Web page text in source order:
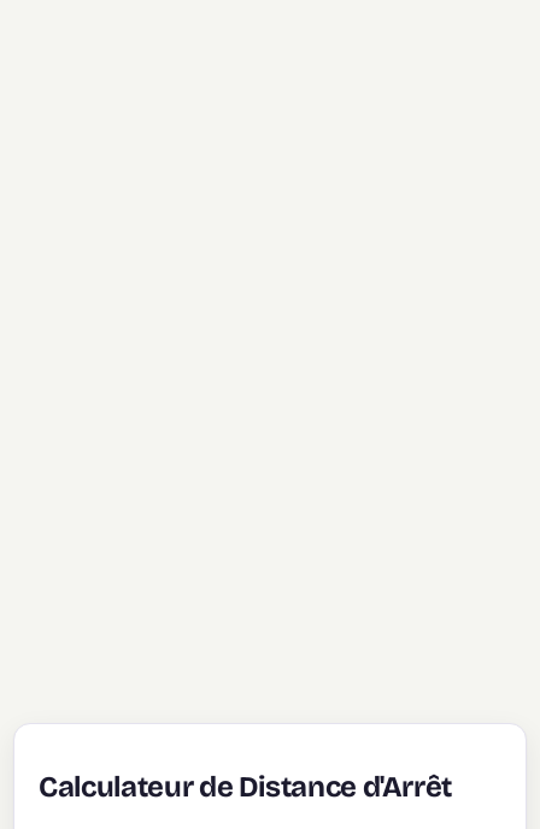
Calculateur de Distance d'Arrêt